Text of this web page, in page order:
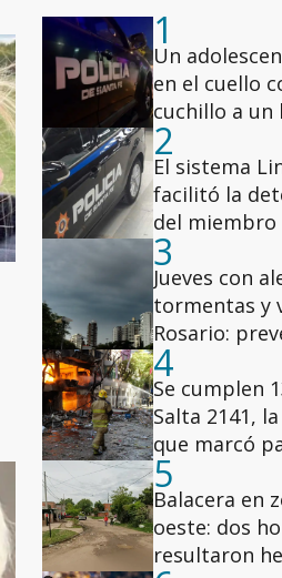
1
Un
en el cuello
cuchillo a un
la zona oeste
2
El sistema
facilitó la
del miembro
banda narco
a Lichi
3
Jueves con
tormentas y
Rosario:
ráfagas de
km/h
4
Se cumplen
Salta 2141,
que marcó
siempre a
5
Balacera en
oeste: dos
resultaron